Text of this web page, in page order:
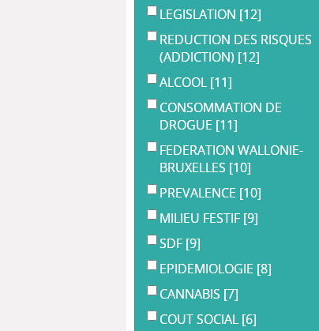
LEGISLATION [12]
REDUCTION DES RISQUES
(ADDICTION) [12]
ALCOOL [11]
CONSOMMATION DE
DROGUE [11]
FEDERATION WALLONIE-
BRUXELLES [10]
PREVALENCE [10]
MILIEU FESTIF [9]
SDF [9]
EPIDEMIOLOGIE [8]
CANNABIS [7]
COUT SOCIAL [6]